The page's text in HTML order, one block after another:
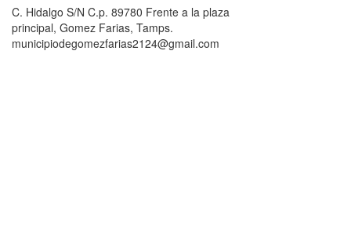
C. Hidalgo S/N C.p. 89780 Frente a la plaza
principal, Gomez Farias, Tamps.
municipiodegomezfarias2124@gmail.com